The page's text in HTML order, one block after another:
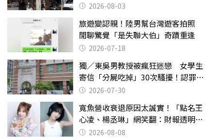
2026-08-03
旅遊變認親！陸男幫台灣遊客拍照
閒聊驚覺「是失聯大伯」奇蹟重逢
2026-07-18
獨／東吳男教授被瘋狂迷戀 女學生
寄信「分屍吃掉」30次騷擾！認罪免
關 2026-07-30
寬魚營收衰退原因太誠實！「點名王
心凌、楊丞琳」網笑翻：財報透明度
滿分2026-08-08